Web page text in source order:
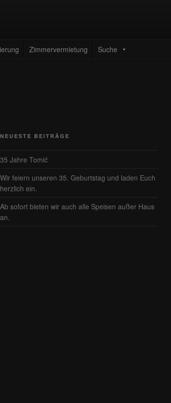
Zimmervermietung Suche
NEUESTE BEITRÄGE
35 Jahre Tomić
Wir feiern unseren 35. Geburtstag und laden Euch
herzlich ein.
Ab sofort bieten wir auch alle Speisen außer Haus
an.